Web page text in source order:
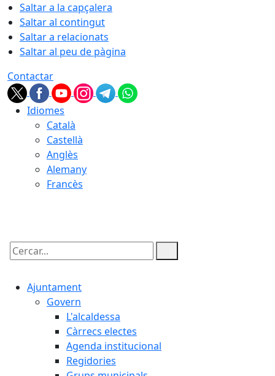
Saltar a la capçalera
Saltar al contingut
Saltar a relacionats
Saltar al peu de pàgina
Contactar
Idiomes
Català
Castellà
Anglès
Alemany
Francès
Cercar:
Ajuntament
Govern
L'alcaldessa
Càrrecs electes
Agenda institucional
Regidories